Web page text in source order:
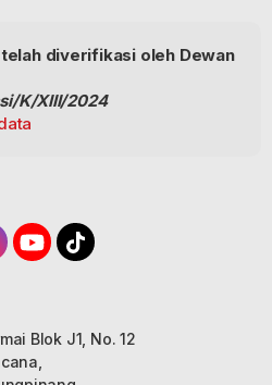
diverifikasi oleh Dewan
K/XIII/2024
Blok J1, No. 12